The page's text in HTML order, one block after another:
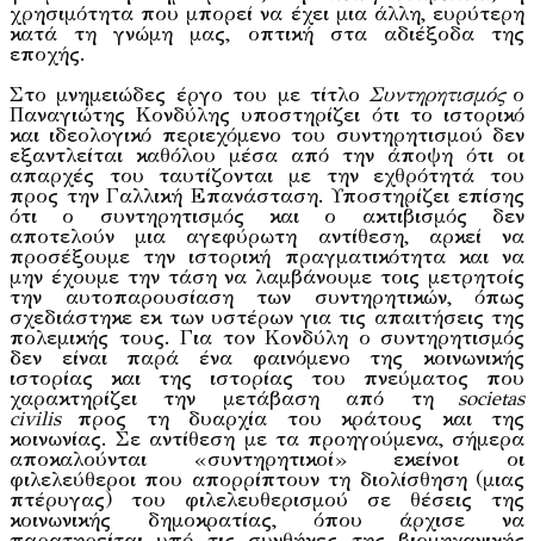
χρησιμότητα που μπορεί να έχει μια άλλη, ευρύτερη
κατά τη γνώμη μας, οπτική στα αδιέξοδα της
εποχής.
Στο μνημειώδες έργο του με τίτλο Συντηρητισμόςο
Παναγιώτης Κονδύλης υποστηρίζει ότι το ιστορικό
και ιδεολογικό περιεχόμενο του συντηρητισμού δεν
εξαντλείται καθόλου μέσα από την άποψη ότι οι
απαρχές του ταυτίζονται με την εχθρότητά του
προς την Γαλλική Επανάσταση. Υποστηρίζει επίσης
ότι ο συντηρητισμός και ο ακτιβισμός δεν
αποτελούν μια αγεφύρωτη αντίθεση, αρκεί να
προσέξουμε την ιστορική πραγματικότητα και να
μην έχουμε την τάση να λαμβάνουμε τοις μετρητοίς
την αυτοπαρουσίαση των συντηρητικών, όπως
σχεδιάστηκε εκ των υστέρων για τις απαιτήσεις της
πολεμικής τους. Για τον Κονδύλη ο συντηρητισμός
δεν είναι παρά ένα φαινόμενο της κοινωνικής
ιστορίας και της ιστορίας του πνεύματος που
χαρακτηρίζει την μετάβαση από τη societas
civilisπρος τη δυαρχία του κράτους και της
κοινωνίας. Σε αντίθεση με τα προηγούμενα, σήμερα
αποκαλούνται «συντηρητικοί» εκείνοι οι
φιλελεύθεροι που απορρίπτουν τη διολίσθηση (μιας
πτέρυγας) του φιλελευθερισμού σε θέσεις της
κοινωνικής δημοκρατίας, όπου άρχισε να